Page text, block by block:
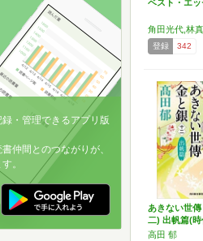
ベスト・エ
登録 342
あきない世
二) 出帆篇(
高田 郁
・管理できるアプリ版
仲間とのつながりが、
。